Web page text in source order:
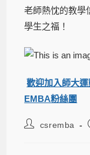
老師熱忱的教學
學生之福！
歡迎加入師大
EMBA粉絲團
csremba